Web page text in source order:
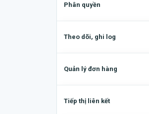
Phân quyền
Theo dõi, ghi log
Quản lý đơn hàng
Tiếp thị liên kết